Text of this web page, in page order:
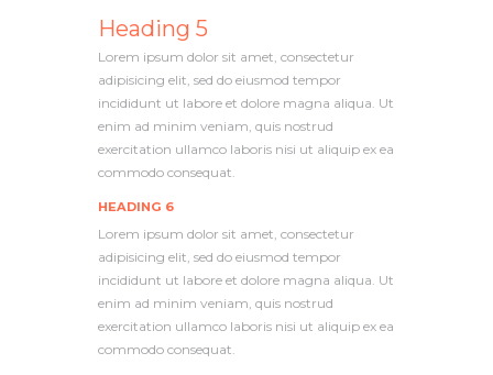
Heading 5
Lorem ipsum dolor sit amet, consectetur
adipisicing elit, sed do eiusmod tempor
incididunt ut labore et dolore magna aliqua. Ut
enim ad minim veniam, quis nostrud
exercitation ullamco laboris nisi ut aliquip ex ea
commodo consequat.
HEADING 6
Lorem ipsum dolor sit amet, consectetur
adipisicing elit, sed do eiusmod tempor
incididunt ut labore et dolore magna aliqua. Ut
enim ad minim veniam, quis nostrud
exercitation ullamco laboris nisi ut aliquip ex ea
commodo consequat.